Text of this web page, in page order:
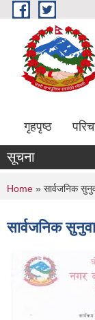
Skip to main content
गृहपृष्ठ
सूचना
You are
Home » सार्वजनिक
सार्वजनिक